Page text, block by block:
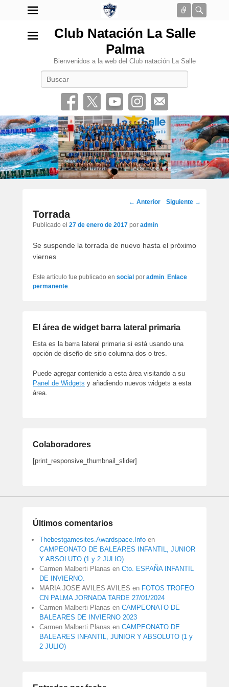
Conectar
Club Natación La Salle
Palma
Bienvenidos a la web del Club natación La Salle
•
Navegación
los
← Anterior Siguiente →
Torrada
Publicado el 27 de enero de 2017 por admin
Se suspende la torrada de nuevo hasta el próximo
viernes
Este artículo fue publicado en social por admin. Enlace
permanente.
El área de widget barra lateral primaria
Esta es la barra lateral primaria si está usando una
opción de diseño de sitio columna dos o tres.
Puede agregar contenido a esta área visitando a su
Panel de Widgets y añadiendo nuevos widgets a esta
área.
Colaboradores
[print_responsive_thumbnail_slider]
Últimos comentarios
Thebestgamesites.Awardspace.Info en
CAMPEONATO DE BALEARES INFANTIL, JUNIOR
Y ABSOLUTO (1 y 2 JULIO)
Carmen Malberti Planas en Cto. ESPAÑA INFANTIL
DE INVIERNO.
MARIA JOSE AVILES AVILES en FOTOS TROFEO
CN PALMA JORNADA TARDE 27/01/2024
Carmen Malberti Planas en CAMPEONATO DE
BALEARES DE INVIERNO 2023
Carmen Malberti Planas en CAMPEONATO DE
BALEARES INFANTIL, JUNIOR Y ABSOLUTO (1 y
2 JULIO)